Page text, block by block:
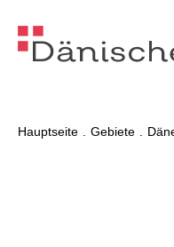
Hauptseite Gebiete